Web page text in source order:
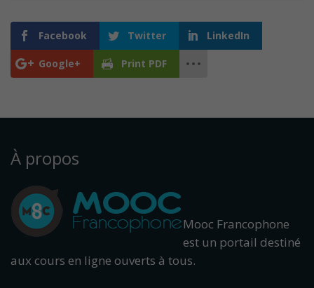
Facebook Twitter LinkedIn
Google+ Print PDF
À propos
Mooc Francophone
est un portail destiné
aux cours en ligne ouverts à tous.